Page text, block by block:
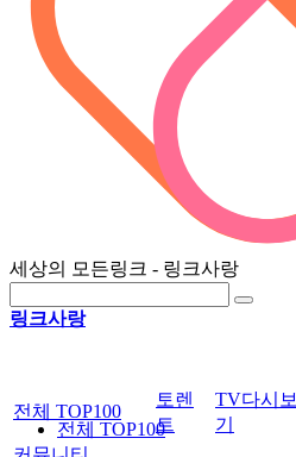
세상의 모든링크 - 링크사랑
링크사랑
전체 TOP100
전체 TOP100
토렌
트
TV다시보
기